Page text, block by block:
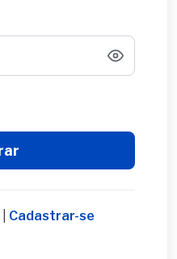
Cadastrar-se